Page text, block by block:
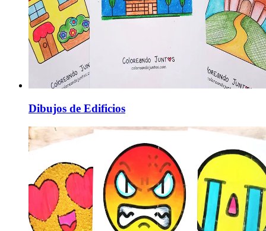
Dibujos de Edificios